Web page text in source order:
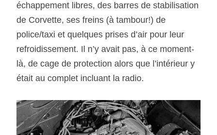
échappement libres, des barres de stabilisation
de Corvette, ses freins (à tambour!) de
police/taxi et quelques prises d’air pour leur
refroidissement. Il n’y avait pas, à ce moment-
là, de cage de protection alors que l’intérieur y
était au complet incluant la radio.